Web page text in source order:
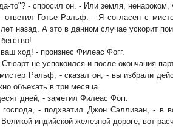
то"? - спросил он. - Или земля,
Готье Ральф. - Я согласен с
назад. А это в данном случае ускорит
ход! - произнес Филеас Фогг.
не успокоился и после окончания
Ральф, - сказал он, - вы избрали
объехать в три месяца...
дней, - заметил Филеас Фогг.
господа, - подхватил Джон Сэлливан, - в
индийской железной дороге; вот